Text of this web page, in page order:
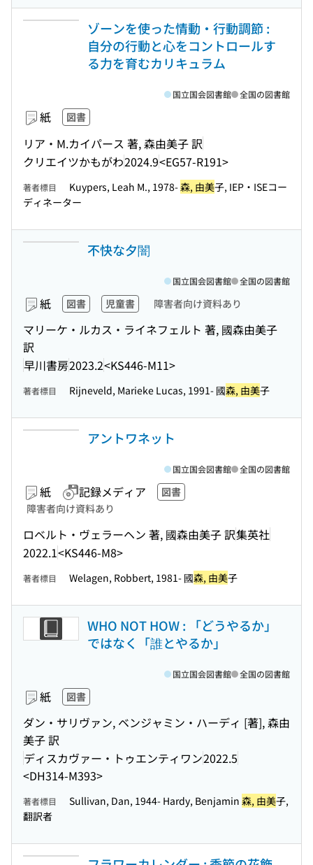
ゾーンを使った情動・行動調節 :
自分の行動と心をコントロールす
る力を育むカリキュラム
紙 図書
リア・M.カイパース 著, 森由美子 訳
クリエイツかもがわ2024.9<EG57-R191>
国立国会図書館 全国の図書館
著者標目 Kuypers, Leah M., 1978-森, 由美子, IEP・ISEコー
ディネーター
不快な夕闇
紙 図書 児童書 障害者向け資料あり
マリーケ・ルカス・ライネフェルト 著, 國森由美子
訳
早川書房2023.2<KS446-M11>
国立国会図書館 全国の図書館
著者標目 Rijneveld, Marieke Lucas, 1991- 國森, 由美子
アントワネット
紙 記録メディア
図書
障害者向け資料あり
ロベルト・ヴェラーヘン 著, 國森由美子 訳集英社
2022.1<KS446-M8>
国立国会図書館 全国の図書館
著者標目 Welagen, Robbert, 1981- 國森, 由美子
WHO NOT HOW : 「どうやるか」
ではなく「誰とやるか」
紙 図書
ダン・サリヴァン, ベンジャミン・ハーディ [著], 森由
美子 訳
ディスカヴァー・トゥエンティワン2022.5
<DH314-M393>
国立国会図書館 全国の図書館
著者標目 Sullivan, Dan, 1944- Hardy, Benjamin 森, 由美子,
翻訳者